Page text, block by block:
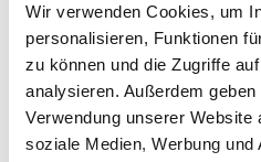
Wir verwenden Cookies, um
personalisieren, Funktionen
zu können und die Zugriffe
analysieren. Außerdem
Verwendung unserer Website
soziale Medien, Werbung
Alexandra Prinz
steinau KG
Seminarnummer
610-26-1109-3N